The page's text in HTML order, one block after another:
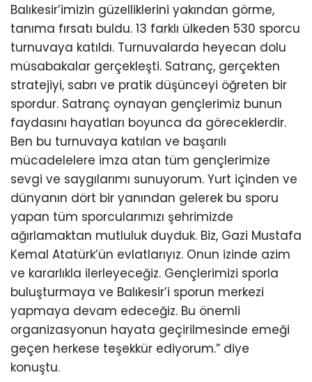
Balıkesir’imizin güzelliklerini yakından görme,
tanıma fırsatı buldu. 13 farklı ülkeden 530 sporcu
turnuvaya katıldı. Turnuvalarda heyecan dolu
müsabakalar gerçekleşti. Satranç, gerçekten
stratejiyi, sabrı ve pratik düşünceyi öğreten bir
spordur. Satranç oynayan gençlerimiz bunun
faydasını hayatları boyunca da göreceklerdir.
Ben bu turnuvaya katılan ve başarılı
mücadelelere imza atan tüm gençlerimize
sevgi ve saygılarımı sunuyorum. Yurt içinden ve
dünyanın dört bir yanından gelerek bu sporu
yapan tüm sporcularımızı şehrimizde
ağırlamaktan mutluluk duyduk. Biz, Gazi Mustafa
Kemal Atatürk’ün evlatlarıyız. Onun izinde azim
ve kararlıkla ilerleyeceğiz. Gençlerimizi sporla
buluşturmaya ve Balıkesir’i sporun merkezi
yapmaya devam edeceğiz. Bu önemli
organizasyonun hayata geçirilmesinde emeği
geçen herkese teşekkür ediyorum.” diye
konuştu.